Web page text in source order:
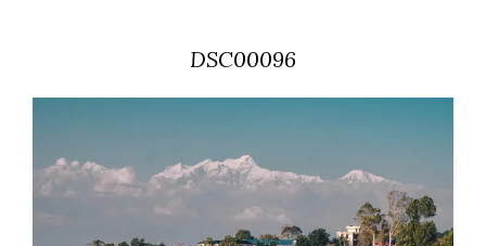
DSC00096